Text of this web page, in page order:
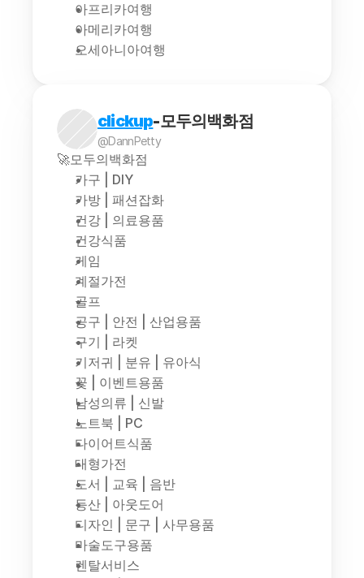
아프리카여행
아메리카여행
오세아니아여행
clickup-모두의백화점
@DannPetty
🚀모두의백화점
가구 | DIY
가방 | 패션잡화
건강 | 의료용품
건강식품
게임
계절가전
골프
공구 | 안전 | 산업용품
구기 | 라켓
기저귀 | 분유 | 유아식
꽃 | 이벤트용품
남성의류 | 신발
노트북 | PC
다이어트식품
대형가전
도서 | 교육 | 음반
등산 | 아웃도어
디자인 | 문구 | 사무용품
마술도구용품
렌탈서비스